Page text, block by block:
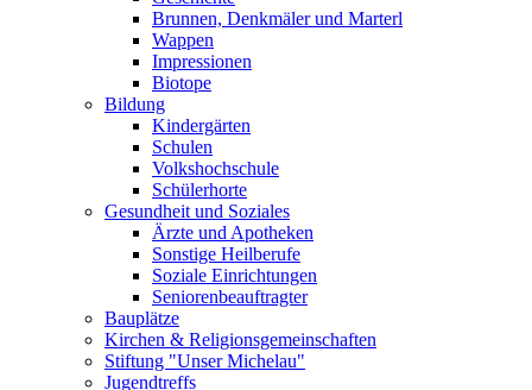
Brunnen, Denkmäler und Marterl
Wappen
Impressionen
Biotope
Bildung
Kindergärten
Schulen
Volkshochschule
Schülerhorte
Gesundheit und Soziales
Ärzte und Apotheken
Sonstige Heilberufe
Soziale Einrichtungen
Seniorenbeauftragter
Bauplätze
Kirchen & Religionsgemeinschaften
Stiftung "Unser Michelau"
Jugendtreffs